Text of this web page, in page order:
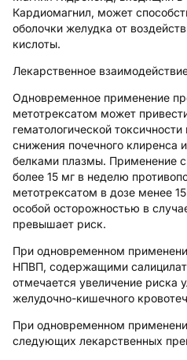
Кардиомагнил, может
оболочки желудка от
кислоты.
Лекарственное
Одновременное применение
метотрексатом может
гематологической
снижения почечного клиренса
белками плазмы. Применение
более 15 мг в неделю
метотрексатом в дозе менее
особой осторожностью в
превышает риск.
При одновременном
НПВП, содержащими
отмечается увеличение риска
желудочно-кишечного
При одновременном
следующих лекарственных